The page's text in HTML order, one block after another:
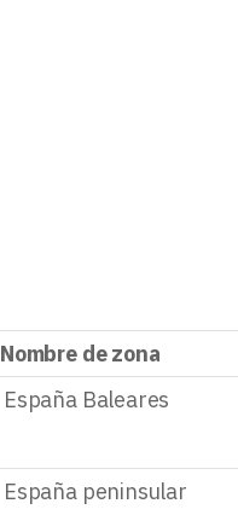
Nombre de zona
España Baleares
España peninsular